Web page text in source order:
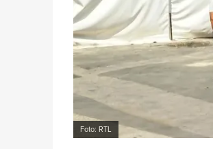
Foto: RTL